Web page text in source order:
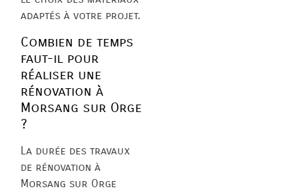
adaptés à votre projet.
Combien de temps
faut-il pour
réaliser une
rénovation à
Morsang sur Orge
?
La durée des travaux
de rénovation à
Morsang sur Orge